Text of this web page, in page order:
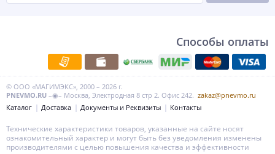
Способы оплаты
© ООО «МАГИМЭКС», 2000 – 2026 г.
PNEVMO.RU –◉– Москва, Электродная 8 стр 2. Офис 242. zakaz@pnevmo.ru
Каталог
Доставка Документы и Реквизиты Контакты
Технические характеристики товаров, указанные на сайте носят
ознакомительный характер и могут быть без уведомления изменены
производителями с целью повышения качества и эффективности